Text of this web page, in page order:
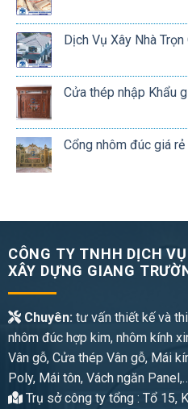
Dịch Vụ Xây Nhà
Cửa thép nhập Khẩu
Cổng nhôm đúc giá
CÔNG TY TNHH DỊCH
XÂY DỰNG GIANG
Chuyên:tư vấn thiết kế và
nhôm đúc hợp kim, nhôm kính
Vân gỗ, Cửa thép Vân gỗ, Mái
Poly, Mái tôn, Vách ngăn
Trụ sở công ty tổng : Tổ 15,